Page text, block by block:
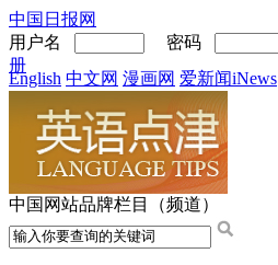
中国日报网
用户名
密码
册
English 中文网 漫画网 爱新闻iNews
中国网站品牌栏目（频道）